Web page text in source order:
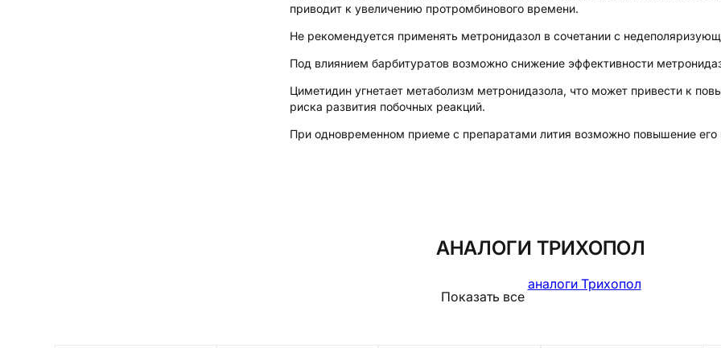
приводит к увеличению протромбинового времени.
Не рекомендуется применять метронидазол в сочетании с
Под влиянием барбитуратов возможно снижение эффективности
Циметидин угнетает метаболизм метронидазола, что может привести к
риска развития побочных реакций.
При одновременном приеме с препаратами лития возможно повышение его
АНАЛОГИ ТРИХОПОЛ
Показать все
аналоги Трихопол